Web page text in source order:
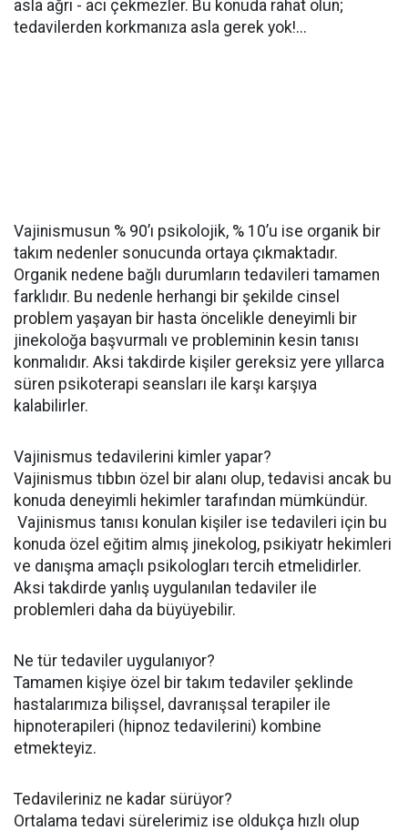
asla ağrı - acı çekmezler. Bu konuda rahat olun;
tedavilerden korkmanıza asla gerek yok!...
Vajinismusun % 90’ı psikolojik, % 10’u ise organik bir
takım nedenler sonucunda ortaya çıkmaktadır.
Organik nedene bağlı durumların tedavileri tamamen
farklıdır. Bu nedenle herhangi bir şekilde cinsel
problem yaşayan bir hasta öncelikle deneyimli bir
jinekoloğa başvurmalı ve probleminin kesin tanısı
konmalıdır. Aksi takdirde kişiler gereksiz yere yıllarca
süren psikoterapi seansları ile karşı karşıya
kalabilirler.
Vajinismus tedavilerini kimler yapar?
Vajinismus tıbbın özel bir alanı olup, tedavisi ancak bu
konuda deneyimli hekimler tarafından mümkündür.
Vajinismus tanısı konulan kişiler ise tedavileri için bu
konuda özel eğitim almış jinekolog, psikiyatr hekimleri
ve danışma amaçlı psikologları tercih etmelidirler.
Aksi takdirde yanlış uygulanılan tedaviler ile
problemleri daha da büyüyebilir.
Ne tür tedaviler uygulanıyor?
Tamamen kişiye özel bir takım tedaviler şeklinde
hastalarımıza bilişsel, davranışsal terapiler ile
hipnoterapileri (hipnoz tedavilerini) kombine
etmekteyiz.
Tedavileriniz ne kadar sürüyor?
Ortalama tedavi sürelerimiz ise oldukça hızlı olup